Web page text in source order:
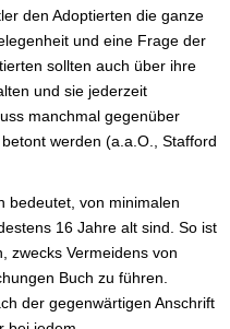
den Adoptierten die ganze
und eine Frage der
sollten auch über ihre
und sie jederzeit
manchmal gegenüber
werden (a.a.O., Stafford
bedeutet, von minimalen
16 Jahre alt sind. So ist
zwecks Vermeidens von
Buch zu führen.
der gegenwärtigen Anschrift